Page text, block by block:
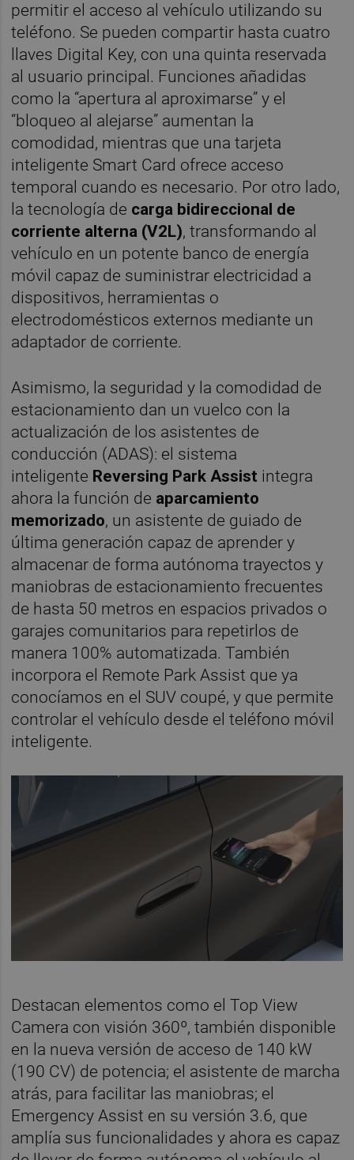
permitir el acceso al vehículo utilizando su
teléfono. Se pueden compartir hasta cuatro
llaves Digital Key, con una quinta reservada
al usuario principal. Funciones añadidas
como la “apertura al aproximarse” y el
“bloqueo al alejarse” aumentan la
comodidad, mientras que una tarjeta
inteligente Smart Card ofrece acceso
temporal cuando es necesario. Por otro lado,
la tecnología de carga bidireccional de
corriente alterna (V2L), transformando al
vehículo en un potente banco de energía
móvil capaz de suministrar electricidad a
dispositivos, herramientas o
electrodomésticos externos mediante un
adaptador de corriente.
Asimismo, la seguridad y la comodidad de
estacionamiento dan un vuelco con la
actualización de los asistentes de
conducción (ADAS): el sistema
inteligente Reversing Park Assist integra
ahora la función de aparcamiento
memorizado, un asistente de guiado de
última generación capaz de aprender y
almacenar de forma autónoma trayectos y
maniobras de estacionamiento frecuentes
de hasta 50 metros en espacios privados o
garajes comunitarios para repetirlos de
manera 100% automatizada. También
incorpora el Remote Park Assist que ya
conocíamos en el SUV coupé, y que permite
controlar el vehículo desde el teléfono móvil
inteligente.
Destacan elementos como el Top View
Camera con visión 360º, también disponible
en la nueva versión de acceso de 140 kW
(190 CV) de potencia; el asistente de marcha
atrás, para facilitar las maniobras; el
Emergency Assist en su versión 3.6, que
amplía sus funcionalidades y ahora es capaz